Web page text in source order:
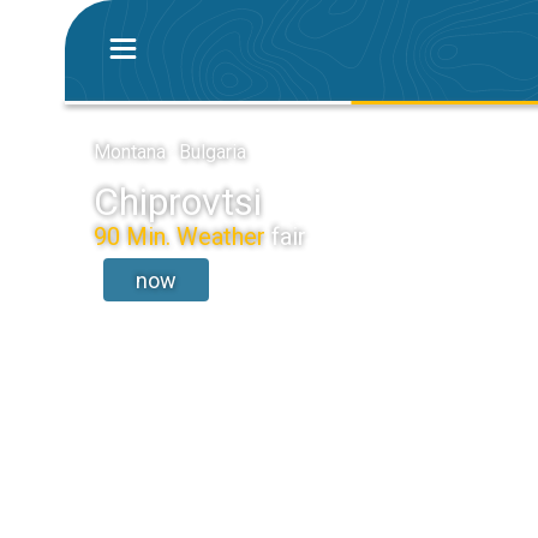
Montana · Bulgaria
Chiprovtsi
90 Min. Weather fair
now